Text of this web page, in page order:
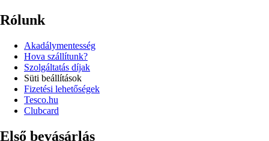
Rólunk
Akadálymentesség
Hova szállítunk?
Szolgáltatás díjak
Süti beállítások
Fizetési lehetőségek
Tesco.hu
Clubcard
Első bevásárlás